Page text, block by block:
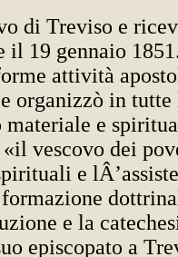
di Treviso e
il 19 gennaio
attività
organizzò in
materiale e
«il vescovo dei
e
e la
episcopato a